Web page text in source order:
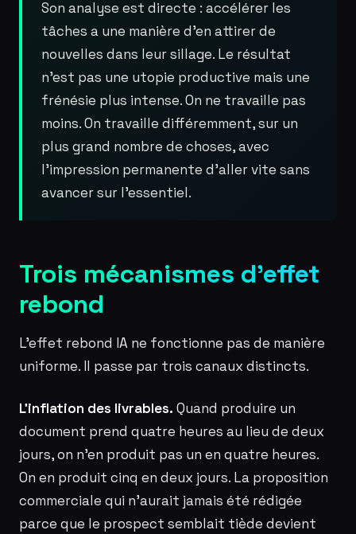
Son analyse est directe : accélérer les
tâches a une manière d’en attirer de
nouvelles dans leur sillage. Le résultat
n’est pas une utopie productive mais une
frénésie plus intense. On ne travaille pas
moins. On travaille différemment, sur un
plus grand nombre de choses, avec
l’impression permanente d’aller vite sans
avancer sur l’essentiel.
Trois mécanismes d’effet
rebond
L’effet rebond IA ne fonctionne pas de manière
uniforme. Il passe par trois canaux distincts.
L’inflation des livrables. Quand produire un
document prend quatre heures au lieu de deux
jours, on n’en produit pas un en quatre heures.
On en produit cinq en deux jours. La proposition
commerciale qui n’aurait jamais été rédigée
parce que le prospect semblait tiède devient